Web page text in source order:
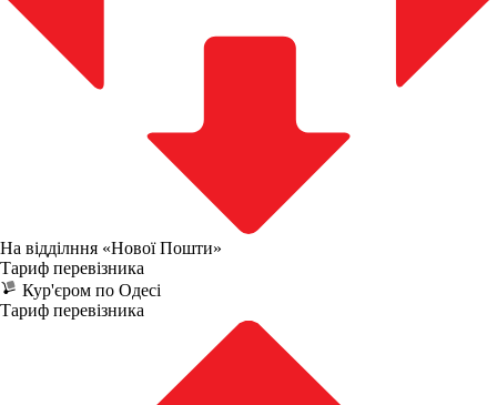
На відділння «Нової Пошти»
Тариф перевізника
Кур'єром по Одесі
Тариф перевізника